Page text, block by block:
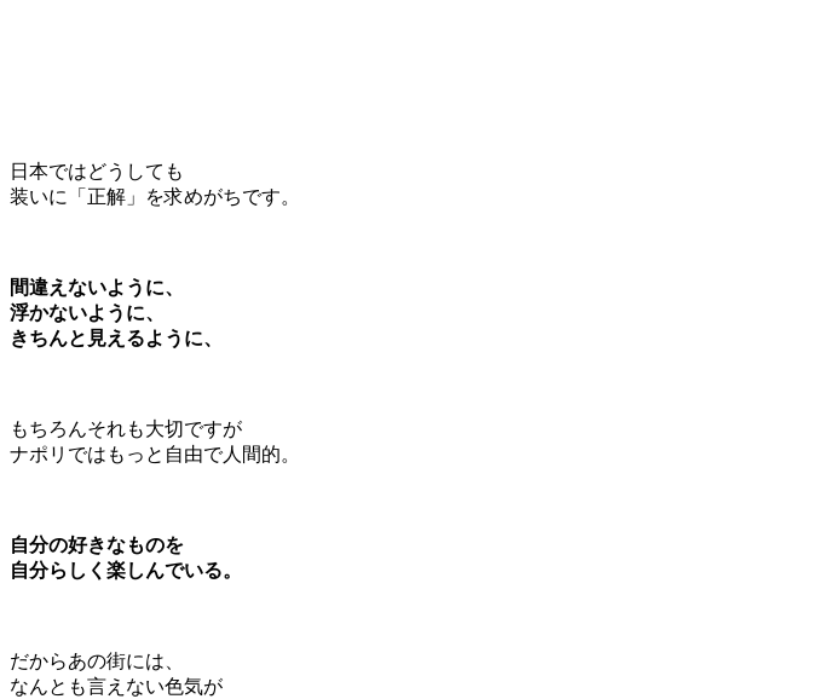
日本ではどうしても
装いに「正解」を求めがちです。
間違えないように、
浮かないように、
きちんと見えるように、
もちろんそれも大切ですが
ナポリではもっと自由で人間的。
自分の好きなものを
自分らしく楽しんでいる。
だからあの街には、
なんとも言えない色気が